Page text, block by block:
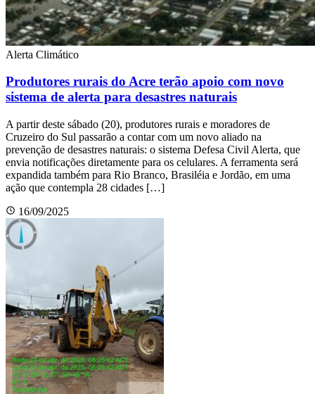
Alerta Climático
Produtores rurais do Acre terão apoio com novo
sistema de alerta para desastres naturais
A partir deste sábado (20), produtores rurais e moradores de
Cruzeiro do Sul passarão a contar com um novo aliado na
prevenção de desastres naturais: o sistema Defesa Civil Alerta, que
envia notificações diretamente para os celulares. A ferramenta será
expandida também para Rio Branco, Brasiléia e Jordão, em uma
ação que contempla 28 cidades […]
16/09/2025